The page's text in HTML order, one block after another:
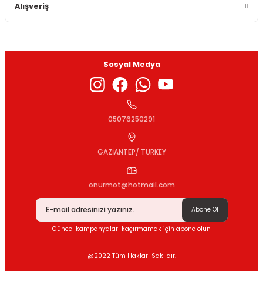
Gönder
Alışveriş
Sosyal Medya
05076250291
GAZİANTEP/ TURKEY
onurmot@hotmail.com
Abone Ol
Güncel kampanyaları kaçırmamak için abone olun
@2022 Tüm Hakları Saklıdır.